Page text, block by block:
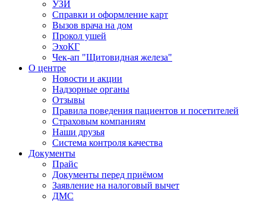
УЗИ
Справки и оформление карт
Вызов врача на дом
Прокол ушей
ЭхоКГ
Чек-ап "Щитовидная железа"
О центре
Новости и акции
Надзорные органы
Отзывы
Правила поведения пациентов и посетителей
Страховым компаниям
Наши друзья
Система контроля качества
Документы
Прайс
Документы перед приёмом
Заявление на налоговый вычет
ДМС